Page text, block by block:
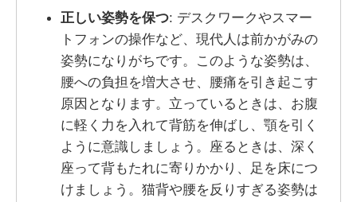
正しい姿勢を保つ: デスクワークやスマー
トフォンの操作など、現代人は前かがみの
姿勢になりがちです。このような姿勢は、
腰への負担を増大させ、腰痛を引き起こす
原因となります。立っているときは、お腹
に軽く力を入れて背筋を伸ばし、顎を引く
ように意識しましょう。座るときは、深く
座って背もたれに寄りかかり、足を床につ
けましょう。猫背や腰を反りすぎる姿勢は